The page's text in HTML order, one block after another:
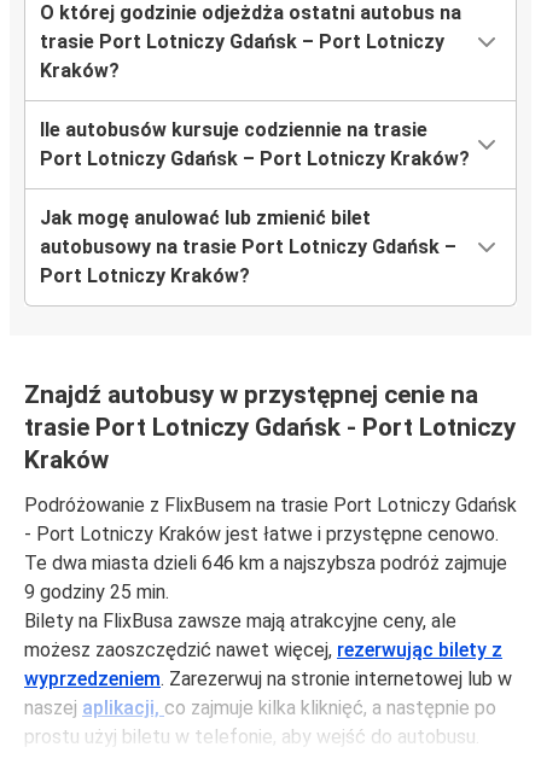
O której godzinie odjeżdża ostatni autobus na
trasie Port Lotniczy Gdańsk – Port Lotniczy
Kraków?
Ile autobusów kursuje codziennie na trasie
Port Lotniczy Gdańsk – Port Lotniczy Kraków?
Jak mogę anulować lub zmienić bilet
autobusowy na trasie Port Lotniczy Gdańsk –
Port Lotniczy Kraków?
Znajdź autobusy w przystępnej cenie na
trasie Port Lotniczy Gdańsk - Port Lotniczy
Kraków
Podróżowanie z FlixBusem na trasie Port Lotniczy Gdańsk
- Port Lotniczy Kraków jest łatwe i przystępne cenowo.
Te dwa miasta dzieli 646 km a najszybsza podróż zajmuje
9 godziny 25 min.
Bilety na FlixBusa zawsze mają atrakcyjne ceny, ale
możesz zaoszczędzić nawet więcej, rezerwując bilety z
wyprzedzeniem. Zarezerwuj na stronie internetowej lub w
naszej aplikacji, co zajmuje kilka kliknięć, a następnie po
prostu użyj biletu w telefonie, aby wejść do autobusu.